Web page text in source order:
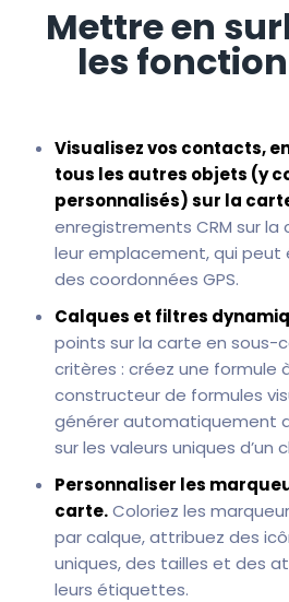
Mettre en
les
Visualisez vos contacts,
tous les autres objets (y
personnalisés) sur la
enregistrements CRM sur
leur emplacement, qui peut
des coordonnées GPS.
Calques et filtres
points sur la carte en sous-
critères : créez une formule à
constructeur de formules
générer automatiquement
sur les valeurs uniques d’un
Personnaliser les
carte.Coloriez les
par calque, attribuez des
uniques, des tailles et des
leurs étiquettes.